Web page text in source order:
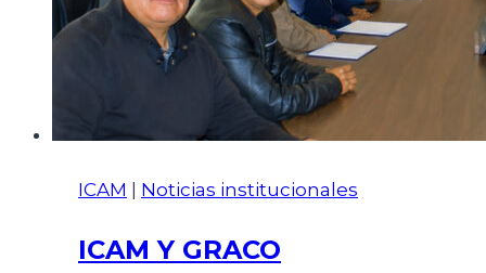
ICAM Noticias institucionales
ICAM Y GRACO